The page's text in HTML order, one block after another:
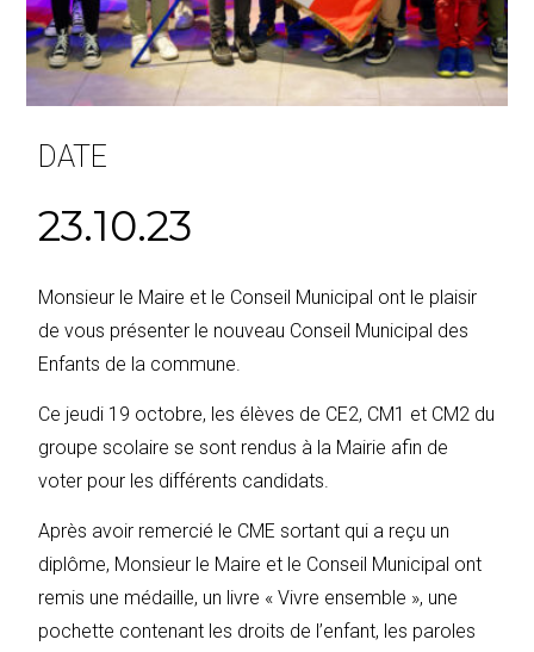
DATE
23.10.23
Monsieur le Maire et le Conseil Municipal ont le plaisir
de vous présenter le nouveau Conseil Municipal des
Enfants de la commune.
Ce jeudi 19 octobre, les élèves de CE2, CM1 et CM2 du
groupe scolaire se sont rendus à la Mairie afin de
voter pour les différents candidats.
Après avoir remercié le CME sortant qui a reçu un
diplôme, Monsieur le Maire et le Conseil Municipal ont
remis une médaille, un livre « Vivre ensemble », une
pochette contenant les droits de l’enfant, les paroles